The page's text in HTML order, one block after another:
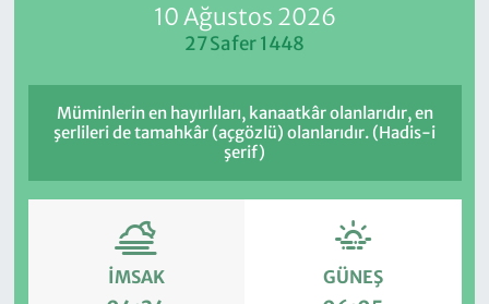
10 Ağustos 2026
27 Safer 1448
Müminlerin en hayırlıları, kanaatkâr olanlarıdır, en
şerlileri de tamahkâr (açgözlü) olanlarıdır. (Hadis-i
şerif)
İMSAK GÜNEŞ
Haber Arşivi